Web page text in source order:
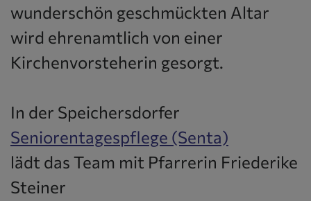
wunderschön geschmückten Altar
wird ehrenamtlich von einer
Kirchenvorsteherin gesorgt.
In der Speichersdorfer
Seniorentagespflege (Senta)
lädt das Team mit Pfarrerin Friederike
Steiner